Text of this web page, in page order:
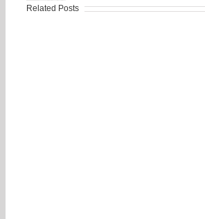
Related Posts